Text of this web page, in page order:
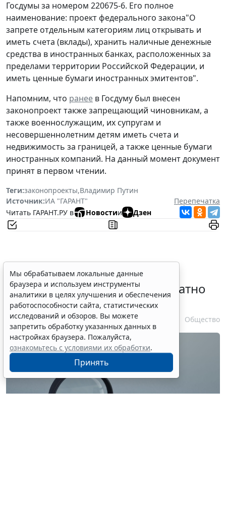
Госдумы за номером 220675-6. Его полное
наименование: проект федерального закона"О
запрете отдельным категориям лиц открывать и
иметь счета (вклады), хранить наличные денежные
средства в иностранных банках, расположенных за
пределами территории Российской Федерации, и
иметь ценные бумаги иностранных эмитентов".
Напомним, что ранее в Госдуму был внесен
законопроект также запрещающий чиновникам, а
также военнослужащим, их супругам и
несовершеннолетним детям иметь счета и
недвижимость за границей, а также ценные бумаги
иностранных компаний. На данный момент документ
принят в первом чтении.
Теги:законопроекты,Владимир Путин
Источник:ИА "ГАРАНТ"
Перепечатка
Читать ГАРАНТ.РУ в
Новостии Дзен
Временное удостоверение
личности оформляется бесплатно
при утрате паспорта
7 августа 2026 17:55 Общество
Мы обрабатываем локальные данные
браузера и используем инструменты
аналитики в целях улучшения и обеспечения
работоспособности сайта, статистических
исследований и обзоров. Вы можете
запретить обработку указанных данных в
настройках браузера. Пожалуйста,
ознакомьтесь с условиями их обработки.
Принять